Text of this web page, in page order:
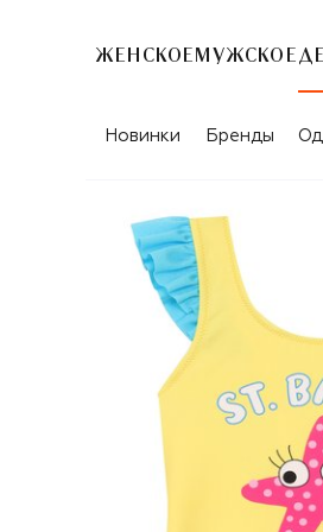
ЖЕНСКОЕ МУЖСКОЕ
Новинки Бренды